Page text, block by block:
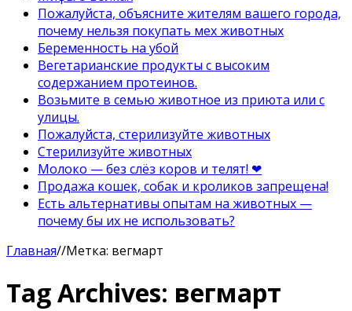
Пожалуйста, объясните жителям вашего города,
почему нельзя покупать мех животных
Беременность на убой
Вегетарианские продукты с высоким
содержанием протеинов.
Возьмите в семью животное из приюта или с
улицы.
Пожалуйста, стерилизуйте животных
Стерилизуйте животных
Молоко — без слёз коров и телят! ❤
Продажа кошек, собак и кроликов запрещена!
Есть альтернативы опытам на животных —
почему бы их не использовать?
Главная//Метка: вегмарт
Tag Archives: вегмарт